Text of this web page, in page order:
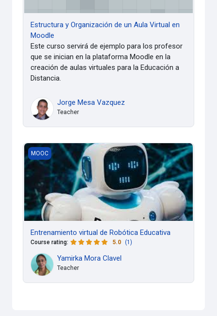
Estructura y Organización de un Aula Virtual en
Moodle
Este curso servirá de ejemplo para los profesor
que se inician en la plataforma Moodle en la
creación de aulas virtuales para la Educación a
Distancia.
Jorge Mesa Vazquez
Teacher
Entrenamiento virtual de Robótica Educativa
MOOC
Entrenamiento virtual de Robótica Educativa
Course rating: 5.0 (1)
Yamirka Mora Clavel
Teacher